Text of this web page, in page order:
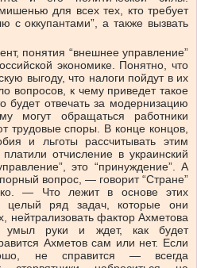
для всех тех, кто требует
с оккупантами”, а также вызвать
понятия “внешнее управление”
экономике. Понятно, что
выгоду, что налоги пойдут в их
вопросов, к чему приведет такое
будет отвечать за модернизацию
могут обращаться работники
трудовые споры. В конце концов,
и льготы рассчитывать этим
отчисление в украинский
это “принуждение”. А
вопрос, — говорит “Стране”
— Что лежит в основе этих
целый ряд задач, которые они
нейтрализовать фактор Ахметова
умыл руки и ждет, как будет
Ахметов сам или нет. Если
не справится — всегда